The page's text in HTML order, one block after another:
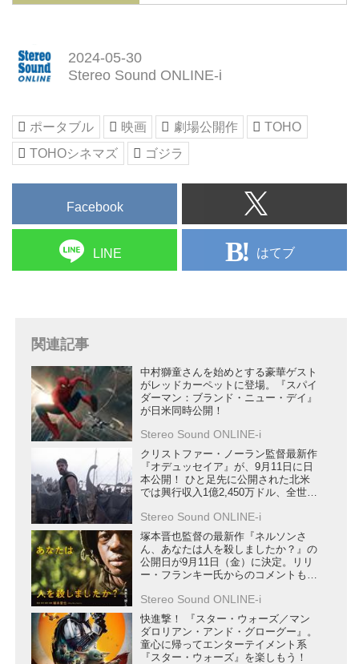
2024-05-30
Stereo Sound ONLINE-i
ポータブル 映画 劇場公開作
TOHO
TOHOシネマズ
ゴジラ
Facebook
LINE はてブ
関連記事
中村獅童さんを始めとする豪華ゲスト
がレッドカーペットに登場。『スパイ
ダーマン：ブランド・ニュー・デイ』
が日米同時公開！
Stereo Sound ONLINE-i
クリストファー・ノーラン監督最新作
『オデュッセイア』が、9月11日に日
本公開！ ひと足先に公開された北米
では興行収入1億2,450万ドル、全世界
Stereo Sound ONLINE-i
塚本晋也監督の最新作『ネルソンさ
ん、あなたは人を殺しましたか？』の
公開日が9月11日（金）に決定。リリ
ー・フランキー氏からのコメントも到
Stereo Sound ONLINE-i
快進撃！ 『スター・ウォーズ／マン
ダロリアン・アンド・グローグー』。
童心に帰ってエンターテイメント系
『スター・ウォーズ』を楽しもう！